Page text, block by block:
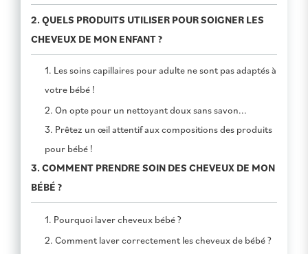
2. QUELS PRODUITS UTILISER POUR SOIGNER LES
CHEVEUX DE MON ENFANT ?
1. Les soins capillaires pour adulte ne sont pas adaptés à
votre bébé !
2. On opte pour un nettoyant doux sans savon...
3. Prêtez un œil attentif aux compositions des produits
pour bébé !
3. COMMENT PRENDRE SOIN DES CHEVEUX DE MON
BÉBÉ ?
1. Pourquoi laver cheveux bébé ?
2. Comment laver correctement les cheveux de bébé ?